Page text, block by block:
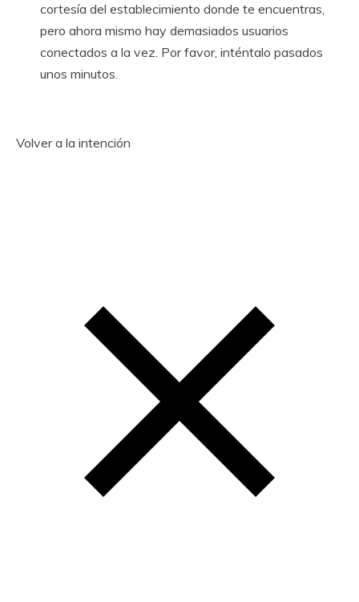
cortesía del establecimiento donde te encuentras,
pero ahora mismo hay demasiados usuarios
conectados a la vez. Por favor, inténtalo pasados ​​
unos minutos.
Volver a la intención